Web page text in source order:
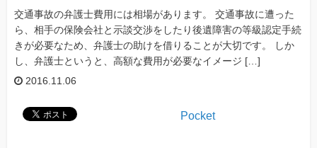
交通事故の弁護士費用には相場があります。 交通事故に遭った
ら、相手の保険会社と示談交渉をしたり後遺障害の等級認定手続
きが必要なため、弁護士の助けを借りることが大切です。 しか
し、弁護士というと、高額な費用が必要なイメージ […]
2016.11.06
Pocket